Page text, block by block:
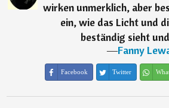
wirken unmerklich, aber
ein, wie das Licht und
beständig sieht
―Fanny
Facebook Twitter